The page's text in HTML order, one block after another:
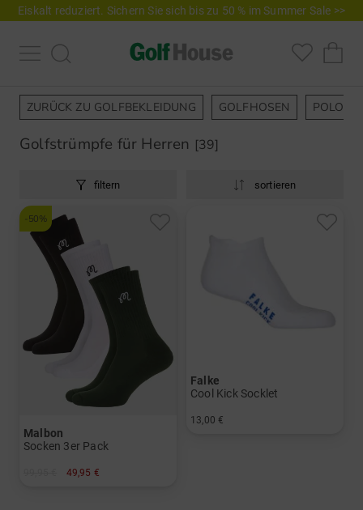
Eiskalt reduziert. Sichern Sie sich bis zu 50 % im Summer Sale >>
ZURÜCK ZU GOLFBEKLEIDUNG GOLFHOSEN
Golfstrümpfe für Herren [39]
filtern sortieren
-50%
Malbon
Socken 3er Pack
49,95 €
Falke
Cool Kick Socklet
13,00 €